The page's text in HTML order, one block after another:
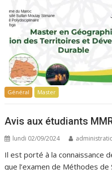
Général Master
Avis aux étudiants
lundi 02/09/2024
Il est porté à la connaissance
que l’examen de Méthodes de